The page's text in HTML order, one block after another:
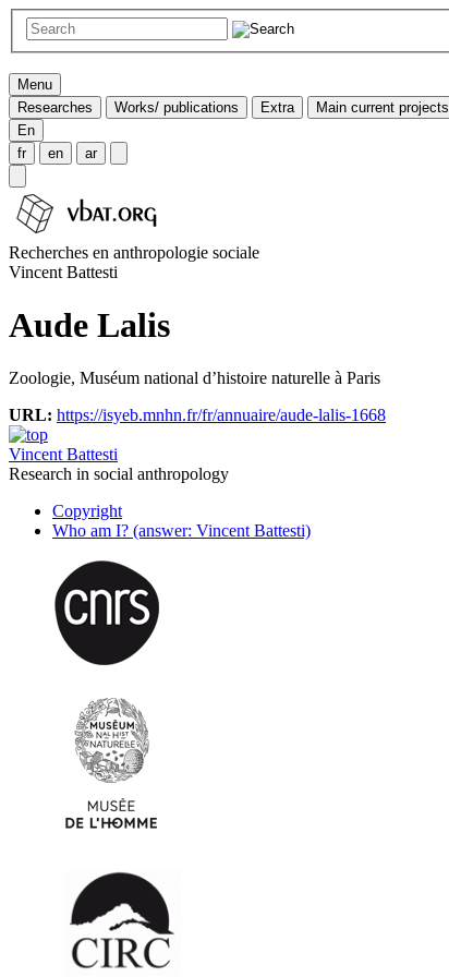
Menu
Researches
Works/ publications Extra
Main current projects
En
fr
en ar
Recherches en anthropologie sociale
Vincent Battesti
Aude Lalis
Zoologie, Muséum national d’histoire naturelle à Paris
URL: https://isyeb.mnhn.fr/fr/annuaire/aude-lalis-1668
Vincent Battesti
Research in social anthropology
Copyright
Who am I? (answer: Vincent Battesti)